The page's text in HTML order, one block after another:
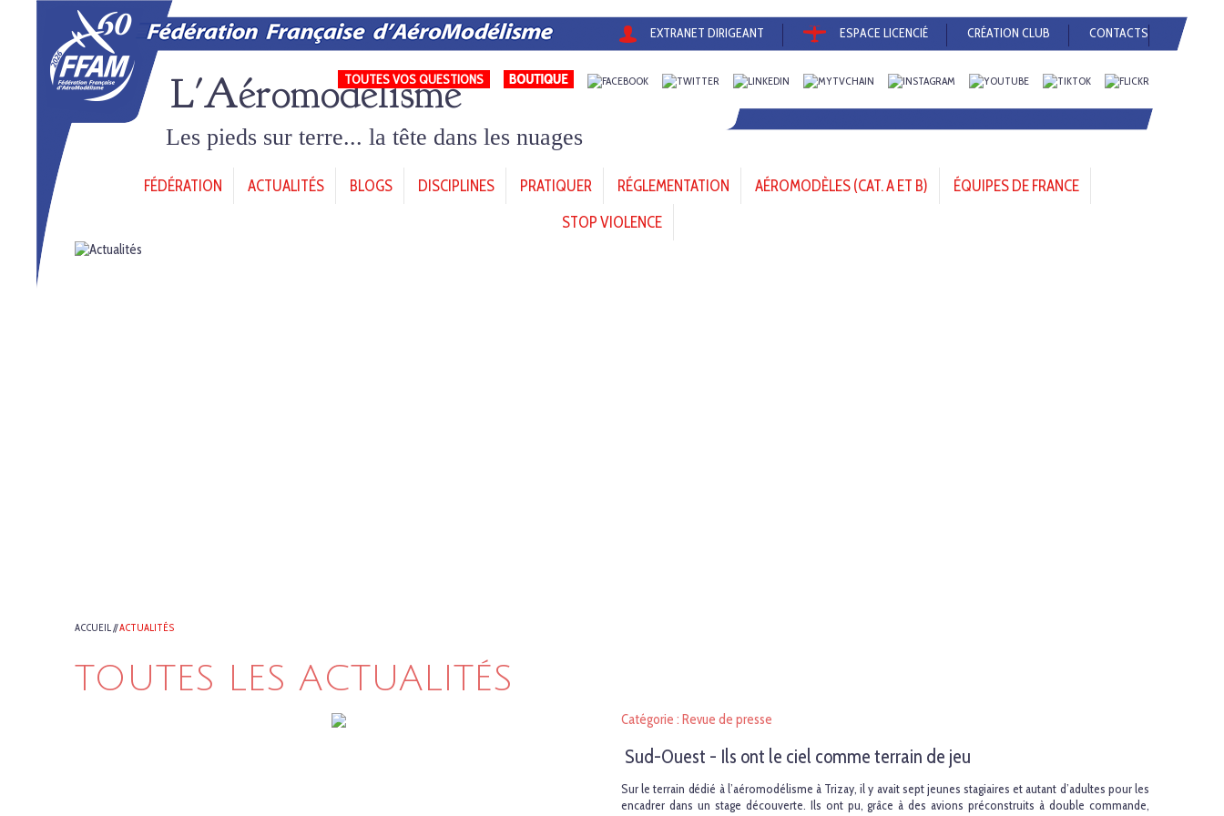
EXTRANET DIRIGEANT ESPACE LICENCIÉ CRÉATION CLUB CONTACTS
TOUTES VOS QUESTIONS
L'Aéromodélisme
Les pieds sur terre... la tête dans les nuages
FÉDÉRATION ACTUALITÉS BLOGS DISCIPLINES PRATIQUER RÉGLEMENTATION AÉROMODÈLES (CAT. A ET B)
ÉQUIPES DE FRANCE
STOP VIOLENCE
ACCUEIL//ACTUALITÉS
TOUTES LES ACTUALITÉS
Catégorie : Revue de presse
Sud-Ouest - Ils ont le ciel comme terrain de jeu
Sur le terrain dédié à l’aéromodélisme à Trizay, il y avait sept jeunes stagiaires et autant d’adultes pour les
encadrer dans un stage découverte. Ils ont pu, grâce à des avions préconstruits à double commande,